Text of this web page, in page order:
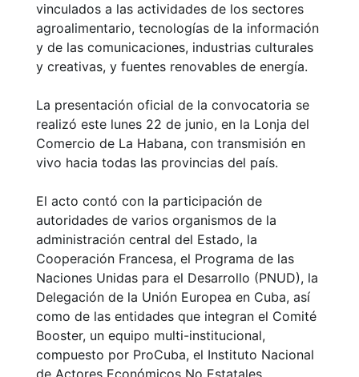
vinculados a las actividades de los sectores
agroalimentario, tecnologías de la información
y de las comunicaciones, industrias culturales
y creativas, y fuentes renovables de energía.
La presentación oficial de la convocatoria se
realizó este lunes 22 de junio, en la Lonja del
Comercio de La Habana, con transmisión en
vivo hacia todas las provincias del país.
El acto contó con la participación de
autoridades de varios organismos de la
administración central del Estado, la
Cooperación Francesa, el Programa de las
Naciones Unidas para el Desarrollo (PNUD), la
Delegación de la Unión Europea en Cuba, así
como de las entidades que integran el Comité
Booster, un equipo multi-institucional,
compuesto por ProCuba, el Instituto Nacional